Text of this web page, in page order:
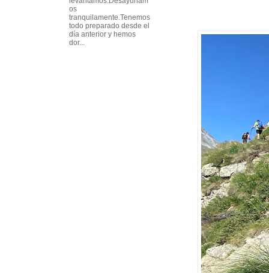
os
tranquilamente.Tenemos
todo preparado desde el
día anterior y hemos
dor...